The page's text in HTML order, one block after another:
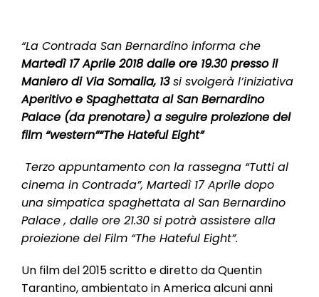
“La Contrada San Bernardino informa che
Martedì 17 Aprile 2018 dalle ore 19.30 presso il
Maniero di Via Somalia, 13si svolgerà l’iniziativa
Aperitivo e Spaghettata al San Bernardino
Palace (da prenotare) a seguire proiezione del
film “western”“The Hateful Eight”
Terzo appuntamento con la rassegna “Tutti al
cinema in Contrada”, Martedì 17 Aprile dopo
una simpatica spaghettata al San Bernardino
Palace , dalle ore 21.30 si potrà assistere alla
proiezione del Film “The Hateful Eight”.
Un film del 2015 scritto e diretto da Quentin
Tarantino, ambientato in America alcuni anni